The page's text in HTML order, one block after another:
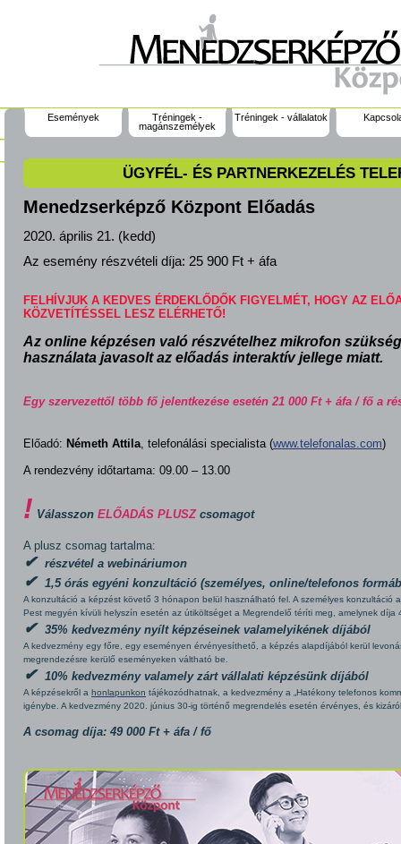
Események
Tréningek -
magánszemélyek
Tréningek - vállalatok
ÜGYFÉL- ÉS PARTNERKEZELÉS
Menedzserképző Központ Előadás
2020. április 21. (kedd)
Az esemény részvételi díja: 25 900 Ft + áfa
FELHÍVJUK A KEDVES ÉRDEKLŐDŐK FIGYELMÉT, HOGY AZ
KÖZVETÍTÉSSEL LESZ ELÉRHETŐ!
Az online képzésen való részvételhez mikrofon
használata javasolt az előadás interaktív jellege miatt.
Egy szervezettől több fő jelentkezése esetén 21 000 Ft + áfa / fő a
Előadó: Németh Attila, telefonálási specialista (www.telefonalas.com)
A rendezvény időtartama: 09.00 – 13.00
! Válasszon ELŐADÁS PLUSZ csomagot
A plusz csomag tartalma:
✔ részvétel a webináriumon
✔ 1,5 órás egyéni konzultáció (személyes, online/telefonos
A konzultáció a képzést követő 3 hónapon belül használható fel. A személyes konzultáció
Pest megyén kívüli helyszín esetén az útiköltséget a Megrendelő téríti meg, amelynek díja
✔ 35% kedvezmény nyílt képzéseinek valamelyikének díjából
A kedvezmény egy főre, egy eseményen érvényesíthető, a képzés alapdíjából kerül
megrendezésre kerülő eseményeken váltható be.
✔ 10% kedvezmény valamely zárt vállalati képzésünk díjából
A képzésekről a honlapunkon tájékozódhatnak, a kedvezmény a „Hatékony telefonos
igénybe. A kedvezmény 2020. június 30-ig történő megrendelés esetén érvényes, és
A csomag díja: 49 000 Ft + áfa / fő